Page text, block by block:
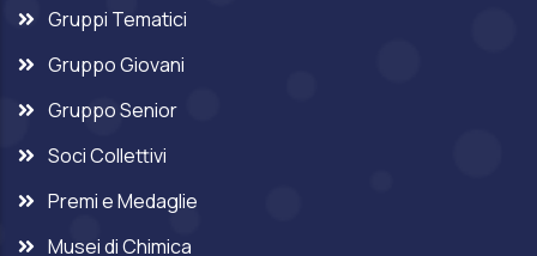
Gruppi Tematici
Gruppo Giovani
Gruppo Senior
Soci Collettivi
Premi e Medaglie
Musei di Chimica